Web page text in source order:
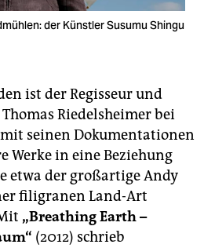
der Künstler Susumu Shingu
ist der Regisseur und
Riedelsheimer bei
seinen Dokumentationen
Werke in eine Beziehung
etwa der großartige Andy
filigranen Land-Art
„Breathing Earth –
(2012) schrieb